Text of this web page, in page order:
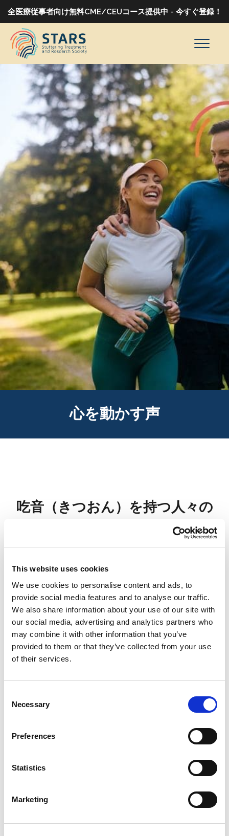
This website uses cookies
We use cookies to personalise content and ads, to
provide social media features and to analyse our traffic.
We also share information about your use of our site with
our social media, advertising and analytics partners who
may combine it with other information that you’ve
provided to them or that they’ve collected from your use
of their services.
Selection
Necessary
Preferences
Statistics
Marketing
全医療従事者向け無料CME/CEUコース提供中 - 今すぐ登録！
心を動かす声
吃音（きつおん）を持つ人々の
難から克服まで、自身の経験を共有し、洞察、
励まし、つながりを提供します。ビデオや文章
による証言を通して、吃音のある人々が、自身
の葛藤、ブレークスルー、そしてその道のりで
助けとなったことについて語っています。.
インスピレーション、サポート、またはコミュ
ニティ意識を求めているかどうかにかかわら
ず、これらの物語は、すべての声が重要であ
り、すべての旅がユニークであることを思い出